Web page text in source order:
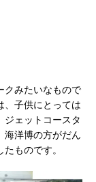
クみたいなもので
、子供にとっては
ジェットコースタ
海洋博の方がだん
ものです。